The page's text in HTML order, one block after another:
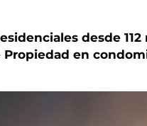
desde
Propiedad en